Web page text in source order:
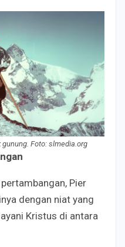
Foto: slmedia.org
Pier
dengan niat yang
Kristus di antara